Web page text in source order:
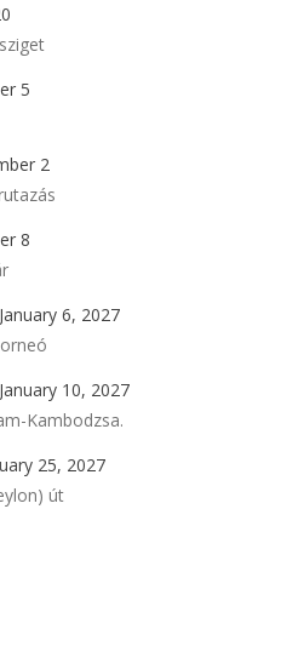
5
2
8
January 6, 2027
January 10, 2027
Kambodzsa.
25, 2027
út